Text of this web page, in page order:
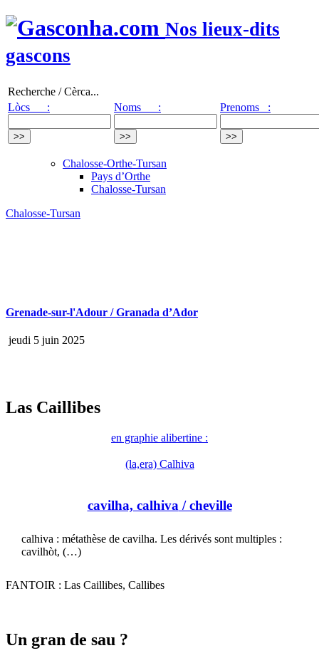
Nos lieux-dits
gascons
Recherche / Cèrca...
Lòcs :
Noms : Prenoms :
Chalosse-Orthe-Tursan
Pays d’Orthe
Chalosse-Tursan
Chalosse-Tursan
Grenade-sur-l'Adour / Granada d’Ador
jeudi 5 juin 2025
Las Caillibes
en graphie alibertine :
(la,era) Calhiva
cavilha, calhiva / cheville
calhiva : métathèse de cavilha. Les dérivés sont multiples :
cavilhòt, (…)
FANTOIR : Las Caillibes, Callibes
Un gran de sau ?